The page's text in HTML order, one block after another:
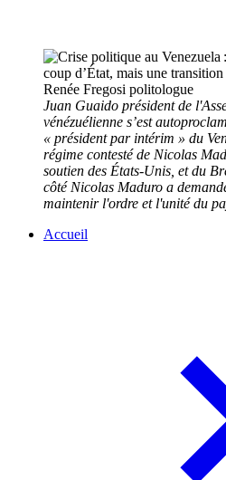
Juan Guaido président de
vénézuélienne s’est
« président par intérim » du
régime contesté de Nicolas
soutien des États-Unis, et du
côté Nicolas Maduro a
maintenir l'ordre et l'unité du
Accueil